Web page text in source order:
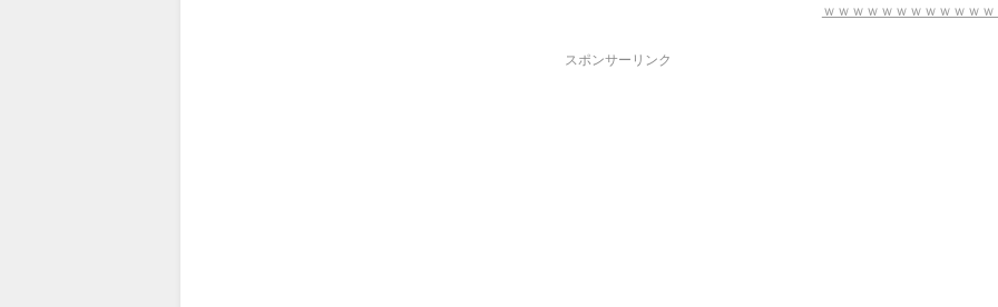
ｗｗｗｗｗｗｗｗｗｗｗｗ
スポンサーリンク